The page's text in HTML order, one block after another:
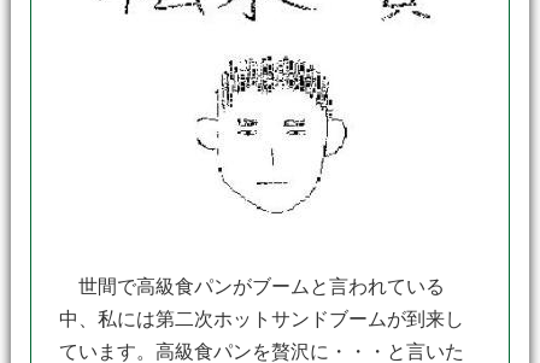
世間で高級食パンがブームと言われている
中、私には第二次ホットサンドブームが到来し
ています。高級食パンを贅沢に・・・と言いた